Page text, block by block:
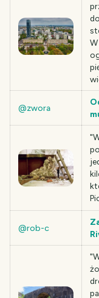
@zwora
@rob-c